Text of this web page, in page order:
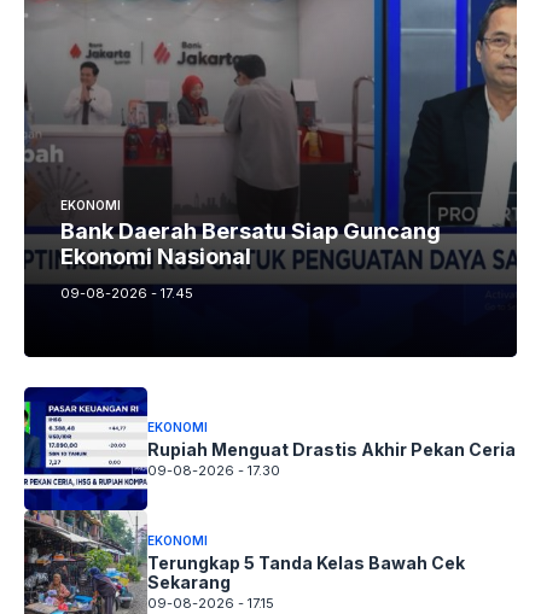
EKONOMI
Bank Daerah Bersatu Siap Guncang
Ekonomi Nasional
09-08-2026 - 17.45
EKONOMI
Rupiah Menguat Drastis Akhir Pekan Ceria
09-08-2026 - 17.30
EKONOMI
Terungkap 5 Tanda Kelas Bawah Cek
Sekarang
09-08-2026 - 17.15